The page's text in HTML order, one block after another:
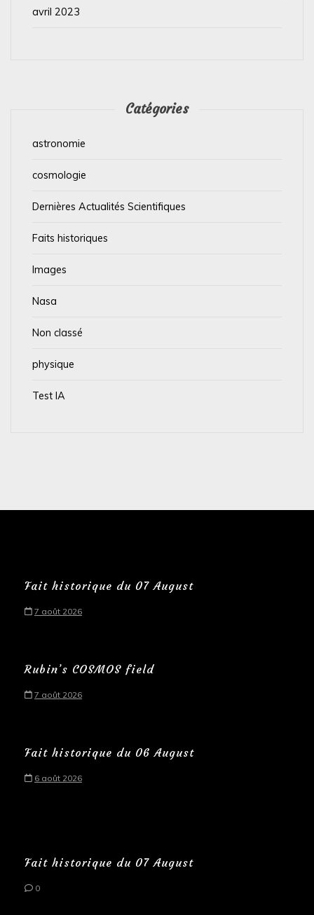
avril 2023
Catégories
astronomie
cosmologie
Dernières Actualités Scientifiques
Faits historiques
Images
Nasa
Non classé
physique
Test IA
Fait historique du 07 August
7 août 2026
Rubin’s COSMOS field
7 août 2026
Fait historique du 06 August
6 août 2026
Fait historique du 07 August
0